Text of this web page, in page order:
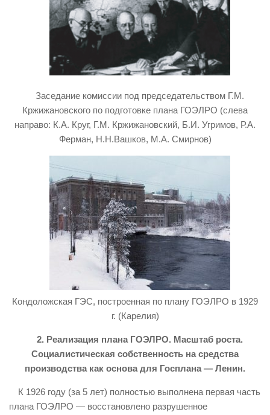
Заседание комиссии под председательством Г.М.
Кржижановского по подготовке плана ГОЭЛРО (слева
направо: К.А. Круг, Г.М. Кржижановский, Б.И. Угримов, Р.А.
Ферман, Н.Н.Вашков, М.А. Смирнов)
Кондоложская ГЭС, построенная по плану ГОЭЛРО в 1929
г. (Карелия)
2. Реализация плана ГОЭЛРО. Масштаб роста.
Социалистическая собственность на средства
производства как основа для Госплана — Ленин.
К 1926 году (за 5 лет) полностью выполнена первая часть
плана ГОЭЛРО — восстановлено разрушенное